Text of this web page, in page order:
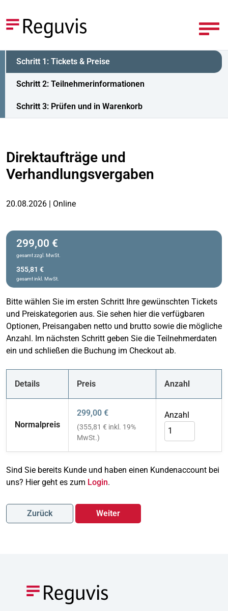
Schritt 1: Tickets & Preise
Schritt 2: Teilnehmerinformationen
Schritt 3: Prüfen und in Warenkorb
Direktaufträge und
Verhandlungsvergaben
20.08.2026 | Online
299,00 €
gesamt zzgl. MwSt.
355,81 €
gesamt inkl. MwSt.
Bitte wählen Sie im ersten Schritt Ihre gewünschten Tickets
und Preiskategorien aus. Sie sehen hier die verfügbaren
Optionen, Preisangaben netto und brutto sowie die mögliche
Anzahl. Im nächsten Schritt geben Sie die Teilnehmerdaten
ein und schließen die Buchung im Checkout ab.
Details Preis Anzahl
Normalpreis
299,00 €
(355,81 € inkl. 19%
MwSt.)
Anzahl
Sind Sie bereits Kunde und haben einen Kundenaccount bei
uns? Hier geht es zum Login.
Zurück Weiter